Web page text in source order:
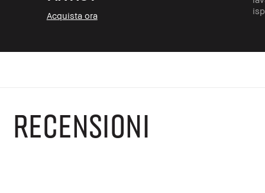
Acquista ora
RECENSIONI